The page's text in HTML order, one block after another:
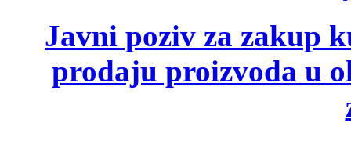
Javni poziv za zakup
prodaju proizvoda u